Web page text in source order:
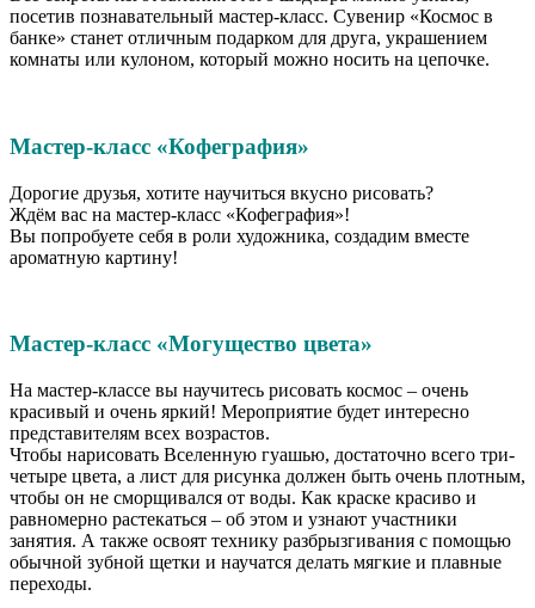
посетив познавательный мастер-класс. Сувенир «Космос в
банке» станет отличным подарком для друга, украшением
комнаты или кулоном, который можно носить на цепочке.
Мастер-класс «Кофеграфия»
Дорогие друзья, хотите научиться вкусно рисовать?
Ждём вас на мастер-класс «Кофеграфия»!
Вы попробуете себя в роли художника, создадим вместе
ароматную картину!
Мастер-класс «Могущество цвета»
На мастер-классе вы научитесь рисовать космос – очень
красивый и очень яркий! Мероприятие будет интересно
представителям всех возрастов.
Чтобы нарисовать Вселенную гуашью, достаточно всего три-
четыре цвета, а лист для рисунка должен быть очень плотным,
чтобы он не сморщивался от воды. Как краске красиво и
равномерно растекаться – об этом и узнают участники
занятия. А также освоят технику разбрызгивания с помощью
обычной зубной щетки и научатся делать мягкие и плавные
переходы.